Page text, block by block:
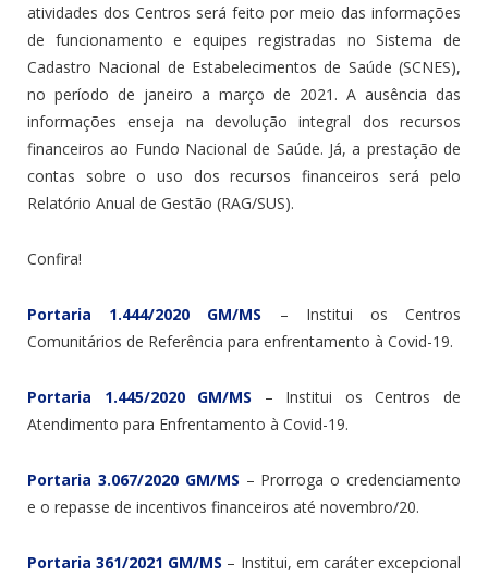
atividades dos Centros será feito por meio das informações
de funcionamento e equipes registradas no Sistema de
Cadastro Nacional de Estabelecimentos de Saúde (SCNES),
no período de janeiro a março de 2021. A ausência das
informações enseja na devolução integral dos recursos
financeiros ao Fundo Nacional de Saúde. Já, a prestação de
contas sobre o uso dos recursos financeiros será pelo
Relatório Anual de Gestão (RAG/SUS).
Confira!
Portaria 1.444/2020 GM/MS
– Institui os Centros
Comunitários de Referência para enfrentamento à Covid-19.
Portaria 1.445/2020 GM/MS
– Institui os Centros de
Atendimento para Enfrentamento à Covid-19.
Portaria 3.067/2020 GM/MS – Prorroga o credenciamento
e o repasse de incentivos financeiros até novembro/20.
Portaria 361/2021 GM/MS – Institui, em caráter excepcional